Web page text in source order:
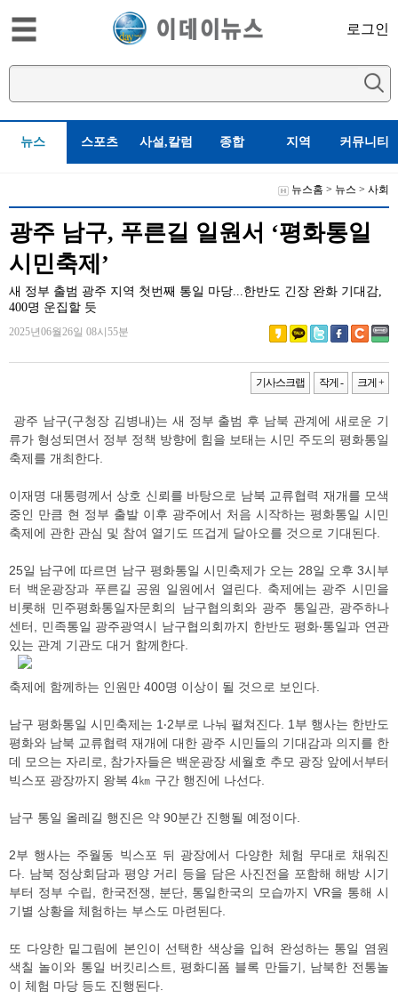
로그인
뉴스 스포츠 사설,칼럼 종합 지역 커뮤니티
뉴스홈 > 뉴스 > 사회
광주 남구, 푸른길 일원서 ‘평화통일
시민축제’
새 정부 출범 광주 지역 첫번째 통일 마당...한반도 긴장 완화 기대감,
400명 운집할 듯
2025년06월26일 08시55분
기사스크랩 작게 - 크게 +
광주 남구(구청장 김병내)는 새 정부 출범 후 남북 관계에 새로운 기
류가 형성되면서 정부 정책 방향에 힘을 보태는 시민 주도의 평화통일
축제를 개최한다.
이재명 대통령께서 상호 신뢰를 바탕으로 남북 교류협력 재개를 모색
중인 만큼 현 정부 출발 이후 광주에서 처음 시작하는 평화통일 시민
축제에 관한 관심 및 참여 열기도 뜨겁게 달아오를 것으로 기대된다.
25일 남구에 따르면 남구 평화통일 시민축제가 오는 28일 오후 3시부
터 백운광장과 푸른길 공원 일원에서 열린다. 축제에는 광주 시민을
비롯해 민주평화통일자문회의 남구협의회와 광주 통일관, 광주하나
센터, 민족통일 광주광역시 남구협의회까지 한반도 평화‧통일과 연관
있는 관계 기관도 대거 함께한다.
축제에 함께하는 인원만 400명 이상이 될 것으로 보인다.
남구 평화통일 시민축제는 1‧2부로 나눠 펼쳐진다. 1부 행사는 한반도
평화와 남북 교류협력 재개에 대한 광주 시민들의 기대감과 의지를 한
데 모으는 자리로, 참가자들은 백운광장 세월호 추모 광장 앞에서부터
빅스포 광장까지 왕복 4㎞ 구간 행진에 나선다.
남구 통일 올레길 행진은 약 90분간 진행될 예정이다.
2부 행사는 주월동 빅스포 뒤 광장에서 다양한 체험 무대로 채워진
다. 남북 정상회담과 평양 거리 등을 담은 사진전을 포함해 해방 시기
부터 정부 수립, 한국전쟁, 분단, 통일한국의 모습까지 VR을 통해 시
기별 상황을 체험하는 부스도 마련된다.
또 다양한 밑그림에 본인이 선택한 색상을 입혀 완성하는 통일 염원
색칠 놀이와 통일 버킷리스트, 평화디폼 블록 만들기, 남북한 전통놀
이 체험 마당 등도 진행된다.